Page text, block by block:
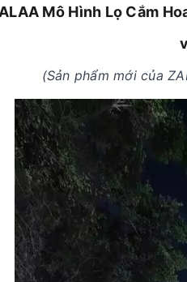
Mô Hình Lọ Cắm
(Sản phẩm mới của